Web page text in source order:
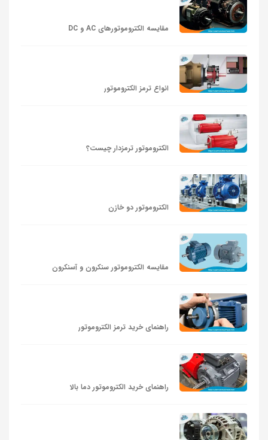
مقایسه الکتروموتورهای AC و DC
انواع ترمز الکتروموتور
الکتروموتور ترمزدار چیست؟
الکتروموتور دو خازن
مقایسه الکتروموتور سنکرون و آسنکرون
راهنمای خرید ترمز الکتروموتور
راهنمای خرید الکتروموتور دما بالا